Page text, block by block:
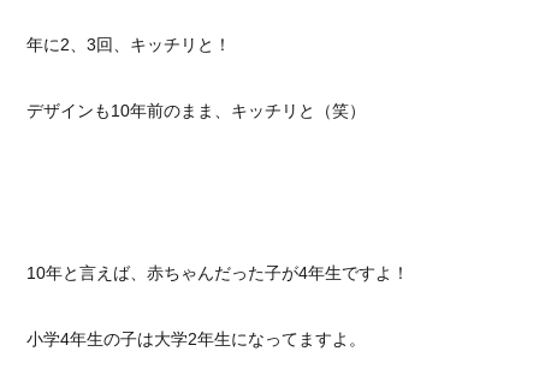
年に2、3回、キッチリと！
デザインも10年前のまま、キッチリと（笑）
10年と言えば、赤ちゃんだった子が4年生ですよ！
小学4年生の子は大学2年生になってますよ。